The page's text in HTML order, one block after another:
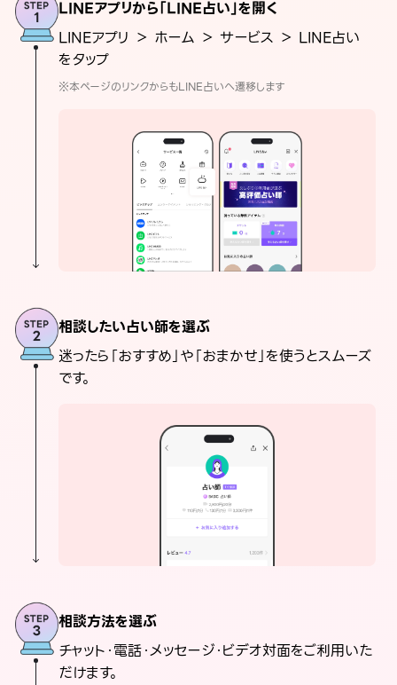
LINEアプリから「LINE占い」を開く
LINEアプリ ＞ ホーム ＞ サービス ＞ LINE占い
をタップ
※本ページのリンクからもLINE占いへ遷移します
相談したい占い師を選ぶ
迷ったら「おすすめ」や「おまかせ」を使うとスムーズ
です。
相談方法を選ぶ
チャット・電話・メッセージ・ビデオ対面をご利用いた
だけます。